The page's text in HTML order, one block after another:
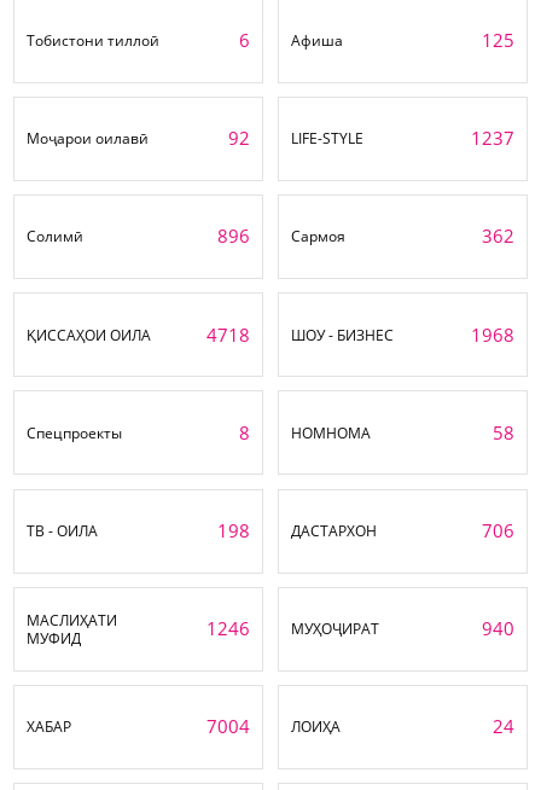
Тобистони тиллоӣ 6 Афиша 125
Моҷарои оилавӣ 92 LIFE-STYLE 1237
Солимӣ 896 Сармоя 362
ҚИССАҲОИ ОИЛА 4718 ШОУ - БИЗНЕС 1968
Спецпроекты 8 НОМНОМА 58
ТВ - ОИЛА 198 ДАСТАРХОН 706
МАСЛИҲАТИ
МУФИД
1246 МУҲОҶИРАТ 940
ХАБАР 7004 ЛОИҲА 24